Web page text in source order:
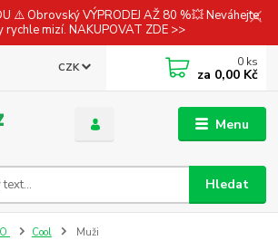
⚠️ Obrovský VÝPRODEJ AŽ 80 %💥 Neváhejte,
rychle mizí. NAKUPOVAT ZDE >>
Menu
CZK
Hledat
0 ks
za 0,00 Kč
Cool Muži